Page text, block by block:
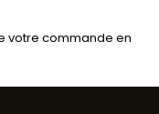
votre commande en